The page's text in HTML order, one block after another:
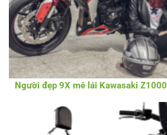
Người đẹp 9X mê lái Kawasaki Z1000